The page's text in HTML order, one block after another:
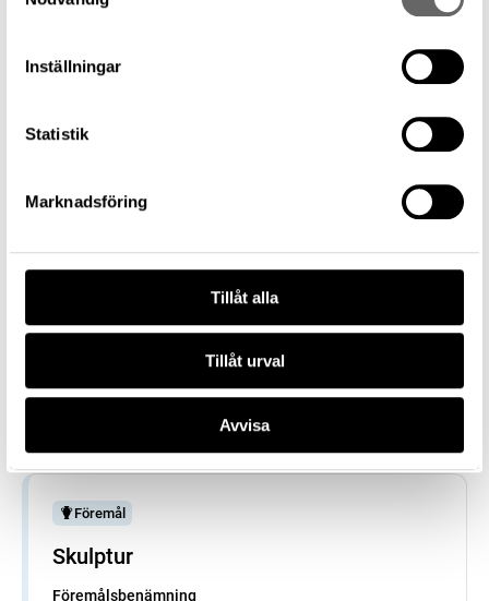
Inställningar
Statistik
Marknadsföring
Tillåt alla
Tillåt urval
Avvisa
Föremålsbenämning
Skulptur
—
1600 – 1799
Föremålsnummer
Förvärvsnummer
Föremål
Skulptur
Föremålsbenämning